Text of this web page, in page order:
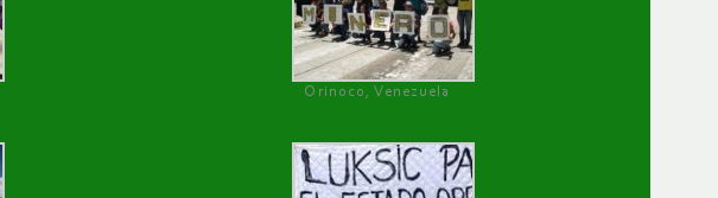
Orinoco, Venezuela